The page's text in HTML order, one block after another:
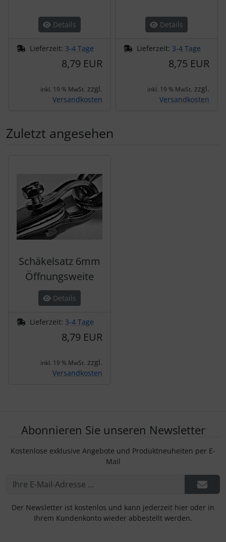
Details
Lieferzeit: 3-4 Tage
8,79 EUR
inkl. 19 % MwSt. zzgl.
Versandkosten
Details
Lieferzeit: 3-4 Tage
8,75 EUR
inkl. 19 % MwSt. zzgl.
Versandkosten
Zuletzt angesehen
Schäkelsatz 6mm
Öffnungsweite
Details
Lieferzeit: 3-4 Tage
8,79 EUR
inkl. 19 % MwSt. zzgl.
Versandkosten
Abonnieren Sie unseren Newsletter
Kostenlose exklusive Angebote und Produktneuheiten per E-
Mail
Der Newsletter ist kostenlos und kann jederzeit hier oder in
Ihrem Kundenkonto wieder abbestellt werden.